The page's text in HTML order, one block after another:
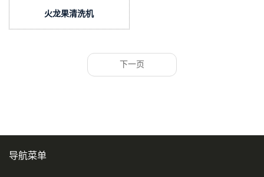
火龙果清洗机
下一页
导航菜单